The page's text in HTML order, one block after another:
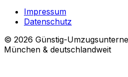
Impressum
Datenschutz
© 2026 Günstig-
München & deutschlandweit